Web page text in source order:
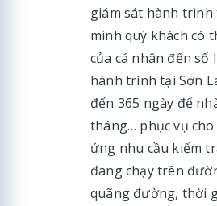
giám sát hành trình
minh quý khách có
của cá nhân đến
hành trình tại Sơn
đến 365 ngày để
tháng… phục vụ
ứng nhu cầu kiểm
đang chạy trên
quãng đường, thời